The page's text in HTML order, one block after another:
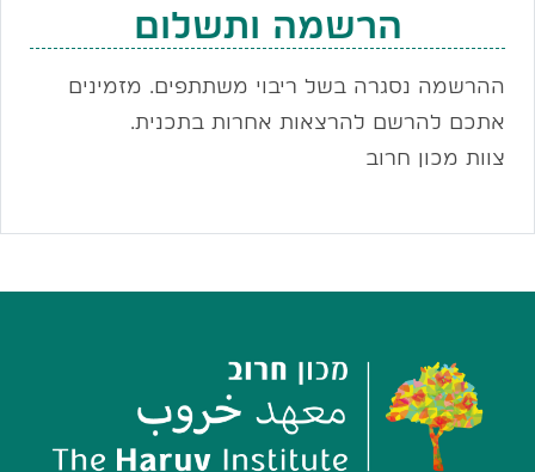
הרשמה ותשלום
ההרשמה נסגרה בשל ריבוי משתתפים. מזמינים
אתכם להרשם להרצאות אחרות בתכנית.
צוות מכון חרוב